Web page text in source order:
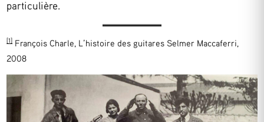
particulière.
[1]François Charle, L’histoire des guitares Selmer Maccaferri,
2008